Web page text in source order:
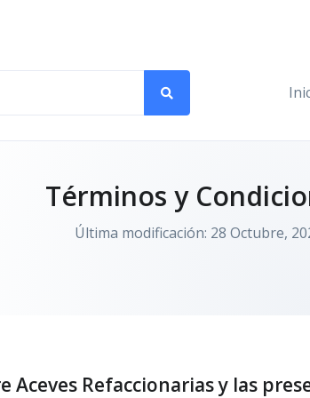
Términos y
Última modificación: 28 Octubre,
Aceves Refaccionarias y las